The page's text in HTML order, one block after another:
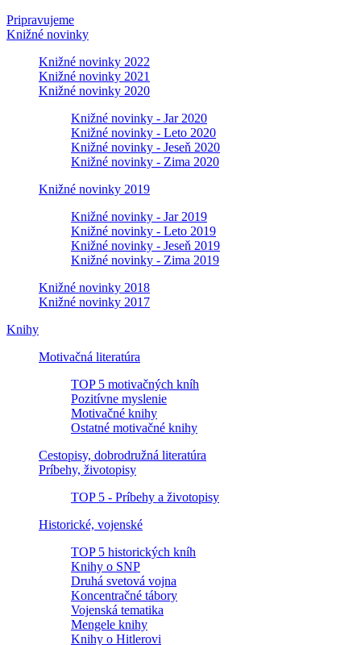
Pripravujeme
Knižné novinky
Knižné novinky 2022
Knižné novinky 2021
Knižné novinky 2020
Knižné novinky - Jar 2020
Knižné novinky - Leto 2020
Knižné novinky - Jeseň 2020
Knižné novinky - Zima 2020
Knižné novinky 2019
Knižné novinky - Jar 2019
Knižné novinky - Leto 2019
Knižné novinky - Jeseň 2019
Knižné novinky - Zima 2019
Knižné novinky 2018
Knižné novinky 2017
Knihy
Motivačná literatúra
TOP 5 motivačných kníh
Pozitívne myslenie
Motivačné knihy
Ostatné motivačné knihy
Cestopisy, dobrodružná literatúra
Príbehy, životopisy
TOP 5 - Príbehy a životopisy
Historické, vojenské
TOP 5 historických kníh
Knihy o SNP
Druhá svetová vojna
Koncentračné tábory
Vojenská tematika
Mengele knihy
Knihy o Hitlerovi